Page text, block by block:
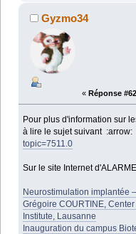
Gyzmo34
« Réponse
Pour plus d'information sur
à lire le sujet suivant
topic=7511.0
Sur le site Internet
Neurostimulation implantée
Grégoire COURTINE,
Institute, Lausanne
Inauguration du campus